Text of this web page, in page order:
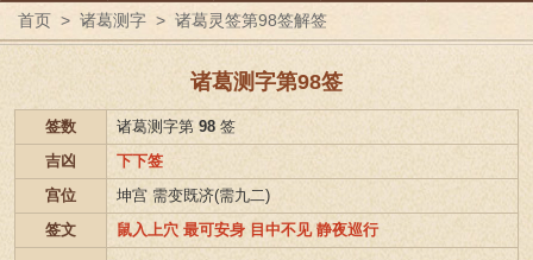
首页 > 诸葛测字 > 诸葛灵签第98签解签
诸葛测字第98签
签数 诸葛测字第 98 签
吉凶
下下签
宫位
坤宫 需变既济(需九二)
签文
鼠入上穴 最可安身 目中不见 静夜巡行